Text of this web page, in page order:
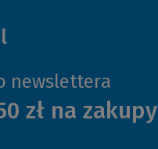
newslettera
zł na zakupy